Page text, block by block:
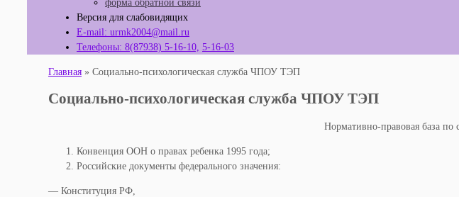
Версия для слабовидящих
E-mail: urmk2004@mail.ru
Телефоны: 8(87938) 5-16-10, 5-16-03
Главная » Социально-психологическая служба ЧПОУ ТЭП
Социально-психологическая служба ЧПОУ ТЭП
Нормативно-правовая база по
Конвенция ООН о правах ребенка 1995 года;
Российские документы федерального значения:
— Конституция РФ,